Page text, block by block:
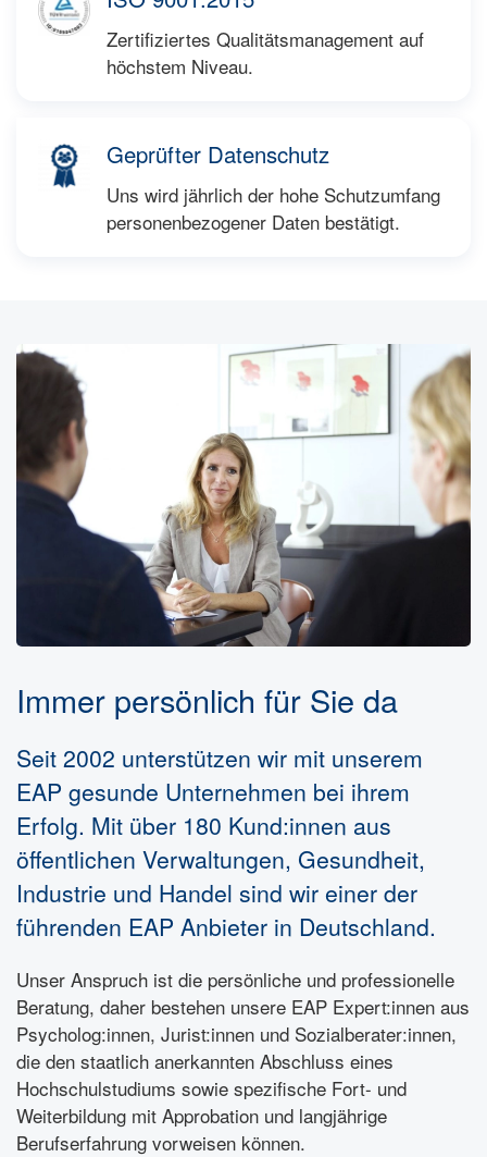
Zertifiziertes Qualitätsmanagement auf
höchstem Niveau.
Geprüfter Datenschutz
Uns wird jährlich der hohe Schutzumfang
personenbezogener Daten bestätigt.
Immer persönlich für Sie da
Seit 2002 unterstützen wir mit unserem
EAP gesunde Unternehmen bei ihrem
Erfolg. Mit über 180 Kund:innen aus
öffentlichen Verwaltungen, Gesundheit,
Industrie und Handel sind wir einer der
führenden EAP Anbieter in Deutschland.
Unser Anspruch ist die persönliche und professionelle
Beratung, daher bestehen unsere EAP Expert:innen aus
Psycholog:innen, Jurist:innen und Sozialberater:innen,
die den staatlich anerkannten Abschluss eines
Hochschulstudiums sowie spezifische Fort- und
Weiterbildung mit Approbation und langjährige
Berufserfahrung vorweisen können.